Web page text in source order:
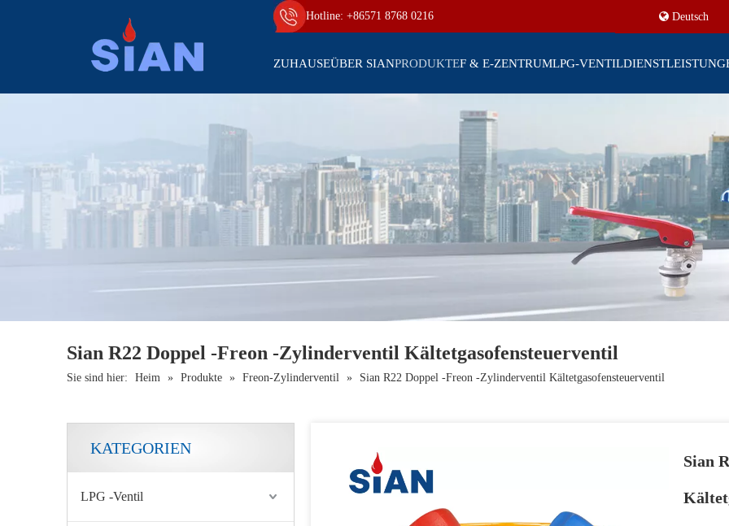
Hotline: +86571 8768 0216 Deutsch
ZUHAUSEÜBER SIANPRODUKTEF & E-ZENTRUMLPG-VENTIL
Sian R22 Doppel -Freon -Zylinderventil Kältetgasofensteuerventil
Sie sind hier: Heim » Produkte » Freon-Zylinderventil » Sian R22 Doppel -Freon -Zylinderventil Kältetgasofensteuerventil
KATEGORIEN
LPG -Ventil
Sian